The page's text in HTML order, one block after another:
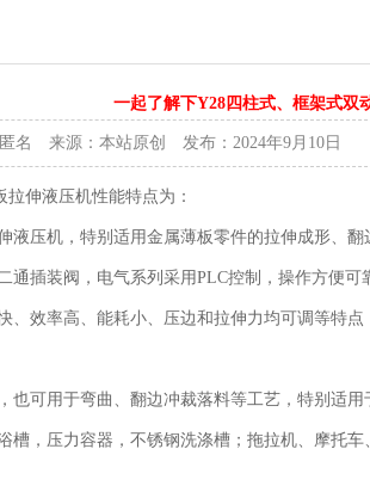
一起了解下Y28四柱式、框架式双
名 来源：本站原创 发布：2024年9月10日
伸液压机性能特点为：
液压机，特别适用金属薄板零件的拉伸成形、
通插装阀，电气系列采用PLC控制，操作方便可
、效率高、能耗小、压边和拉伸力均可调等特点
也可用于弯曲、翻边冲裁落料等工艺，特别适
槽，压力容器，不锈钢洗涤槽；拖拉机、摩托车